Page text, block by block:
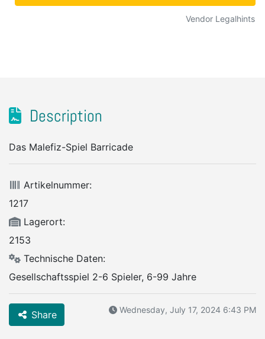
Vendor Legalhints
Description
Das Malefiz-Spiel Barricade
Artikelnummer:
1217
Lagerort:
2153
Technische Daten:
Gesellschaftsspiel 2-6 Spieler, 6-99 Jahre
Share Wednesday, July 17, 2024 6:43 PM